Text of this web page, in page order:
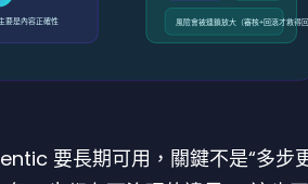
要是內容正確性 風險會被連鎖放大（審核+回滾才救得
要長期可用，關鍵不是“多步